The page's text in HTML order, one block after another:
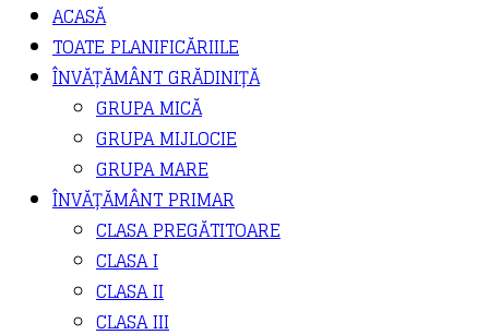
ACASĂ
TOATE PLANIFICĂRIILE
ÎNVĂȚĂMÂNT GRĂDINIȚĂ
GRUPA MICĂ
GRUPA MIJLOCIE
GRUPA MARE
ÎNVĂȚĂMÂNT PRIMAR
CLASA PREGĂTITOARE
CLASA I
CLASA II
CLASA III